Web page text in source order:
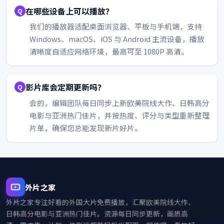
在哪些设备上可以播放？
我们的播放器适配桌面浏览器、平板与手机端，支持
Windows、macOS、iOS 与 Android 主流设备，播放
清晰度自适应网络环境，最高可至 1080P 高清。
影片库会定期更新吗？
会的，编辑团队每日同步上新欧美院线大作、日韩高分
电影与亚洲热门佳片，并按热度、评分与类型重新整理
片单，确保您总能发现新片好片。
外片之家
外片之家专注好看的外国大片免费播放，汇聚欧美院线大作、
日韩高分电影与亚洲热门佳片。资源每日同步更新，画质高